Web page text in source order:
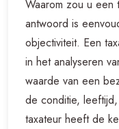
Waarom zou u een
antwoord is
objectiviteit. Een
in het analyseren
waarde van een
de conditie,
taxateur heeft de